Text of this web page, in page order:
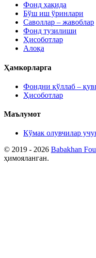
Фонд ҳақида
Бўш иш ўринлари
Саволлар – жавоблар
Фонд тузилиши
Ҳисоботлар
Алоқа
Ҳамкорларга
Фондни қўллаб –
Ҳисоботлар
Маълумот
Кўмак олувчилар
© 2019 - 2026 Babakhan
ҳимояланган.